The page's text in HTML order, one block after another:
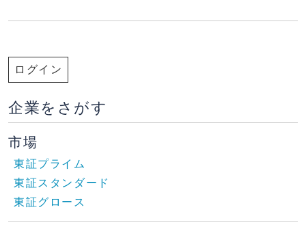
ログイン
企業をさがす
市場
東証プライム
東証スタンダード
東証グロース